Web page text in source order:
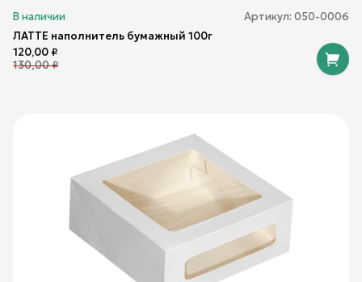
В наличии Артикул: 050-0006
ЛАТТЕ наполнитель бумажный 100г
120,00₽
130,00₽